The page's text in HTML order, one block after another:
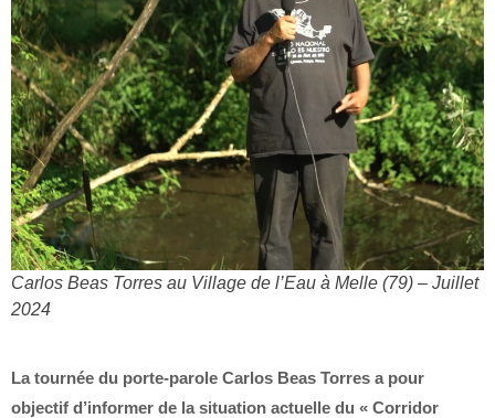
Carlos Beas Torres au Village de l’Eau à Melle (79) – Juillet
2024
La tournée du porte-parole Carlos Beas Torres a pour
objectif d’informer de la situation actuelle du « Corridor